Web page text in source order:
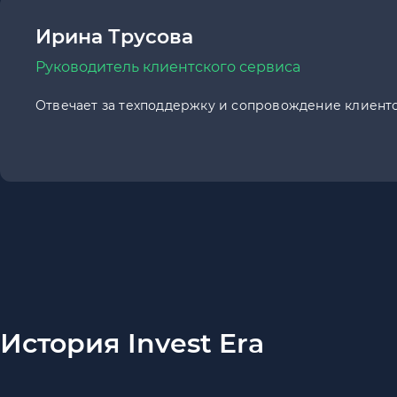
Ирина Трусова
Руководитель клиентского сервиса
Отвечает за техподдержку и сопровождение
История Invest Era